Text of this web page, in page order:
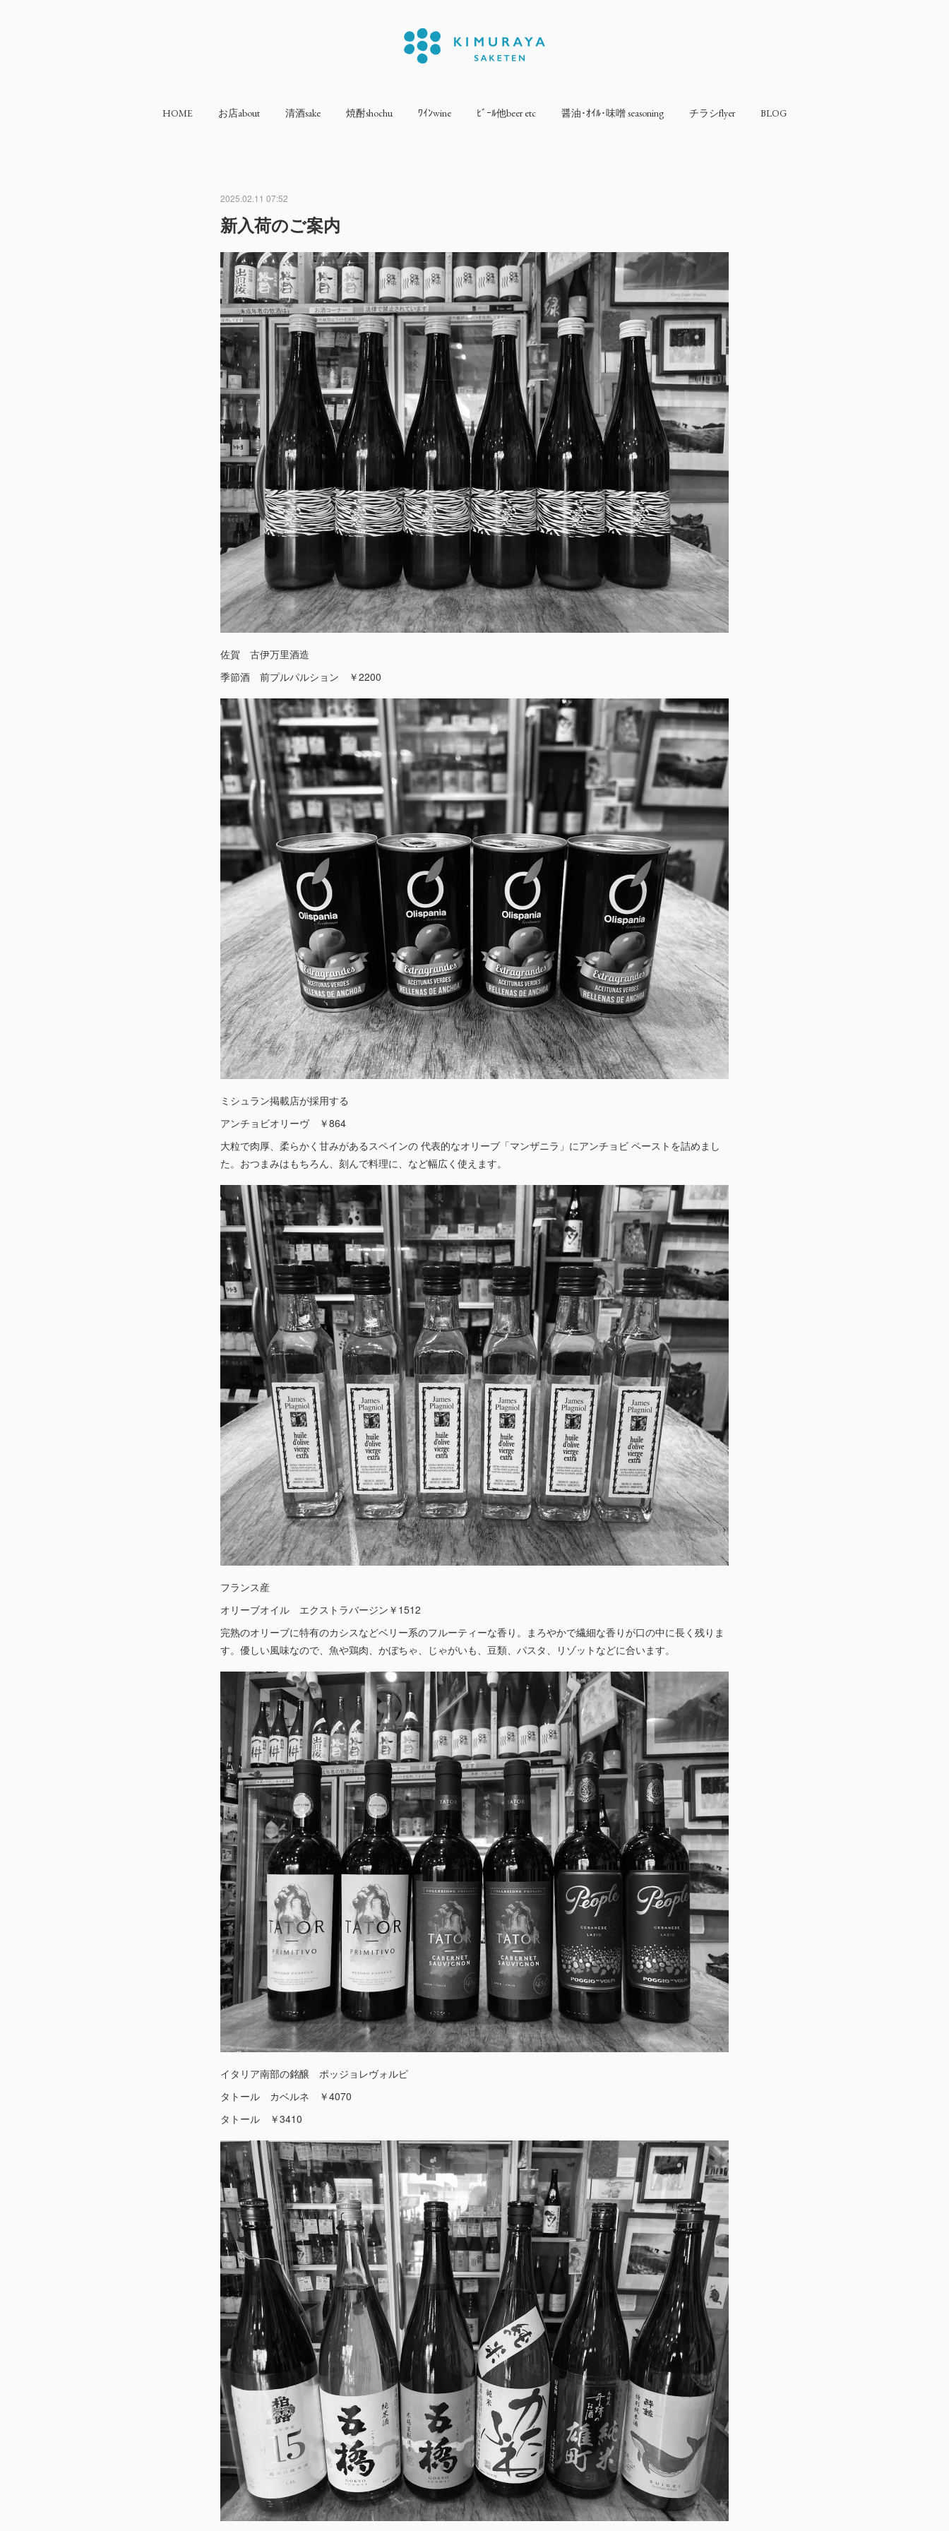
HOME お店about 清酒sake 焼酎shochu ﾜｲﾝwine ﾋﾞｰﾙ他beer etc 醤油･ｵｲﾙ･味噌 seasoning チラシflyer BLOG
2025.02.11 07:52
新入荷のご案内
佐賀 古伊万里酒造
季節酒 前プルパルション ￥2200
ミシュラン掲載店が採用する
アンチョビオリーヴ ￥864
大粒で肉厚、柔らかく甘みがあるスペインの 代表的なオリーブ「マンザニラ」にアンチョビ ペーストを詰めまし
た。おつまみはもちろん、刻んで料理に、など幅広く使えます。
フランス産
オリーブオイル エクストラバージン￥1512
完熟のオリーブに特有のカシスなどベリー系のフルーティーな香り。まろやかで繊細な香りが口の中に長く残りま
す。優しい風味なので、魚や鶏肉、かぼちゃ、じゃがいも、豆類、パスタ、リゾットなどに合います。
イタリア南部の銘醸 ポッジョレヴォルピ
タトール カベルネ ￥4070
タトール ￥3410